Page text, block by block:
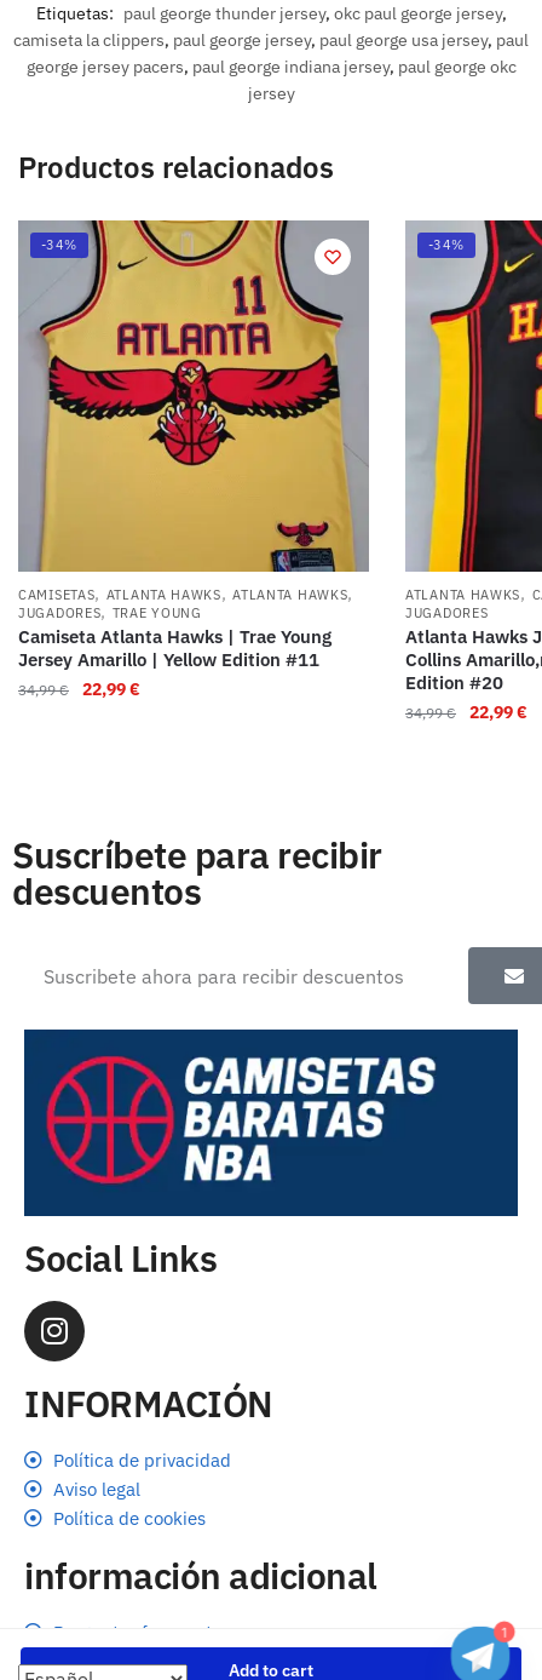
Add to cart
Etiquetas: paul george thunder jersey, okc paul george jersey,
camiseta la clippers, paul george jersey, paul george usa jersey, paul
george jersey pacers, paul george indiana jersey, paul george okc
jersey
Productos relacionados
-34%
CAMISETAS, ATLANTA HAWKS,ATLANTA HAWKS,
JUGADORES, TRAE YOUNG
Camiseta Atlanta Hawks | Trae Young
Jersey Amarillo | Yellow Edition #11
34,99€ 22,99€
-34%
ATLANTA HAWKS,
JUGADORES
Atlanta Hawks
Collins
Edition #20
34,99€ 22,99€
Suscríbete para recibir
descuentos
Social Links
INFORMACIÓN
Política de privacidad
Aviso legal
Política de cookies
información adicional
Preguntas frecuentes
Seguimiento de envíos
1